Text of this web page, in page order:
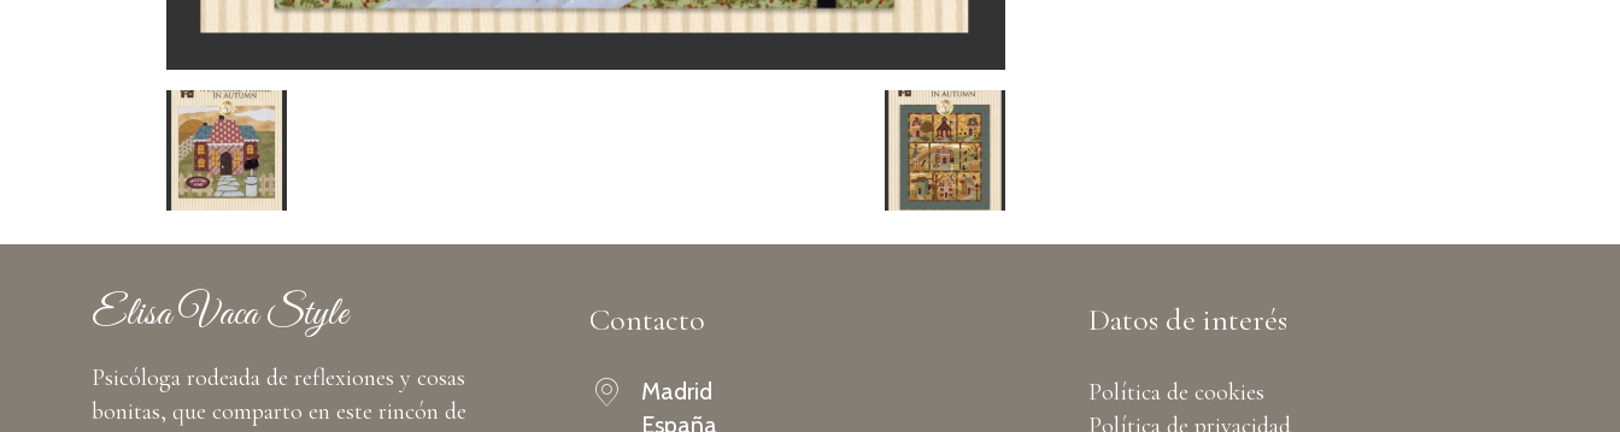
Elisa Vaca Style
Psicóloga rodeada de reflexiones y cosas
bonitas, que comparto en este rincón de
Contacto
Madrid
España
Datos de interés
Política de cookies
Política de privacidad